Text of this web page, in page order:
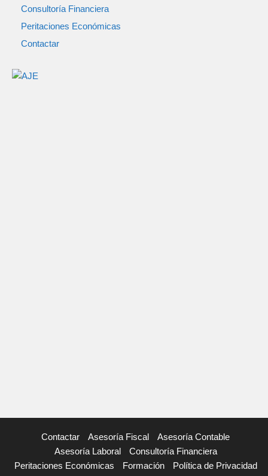
Consultoría Financiera
Peritaciones Económicas
Contactar
Contactar Asesoría Fiscal
Asesoría Contable
Asesoría Laboral
Consultoría Financiera
Peritaciones Económicas
Formación
Política de Privacidad